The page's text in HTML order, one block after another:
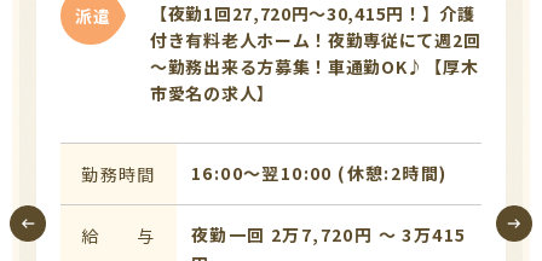
派遣
【夜勤1回27,720円～30,415円！】介護
付き有料老人ホーム！夜勤専従にて週2回
～勤務出来る方募集！車通勤OK♪【厚木
市愛名の求人】
勤務時間 16:00〜翌10:00 (休憩:2時間)
給 与
夜勤一回 2万7,720円 〜 3万415